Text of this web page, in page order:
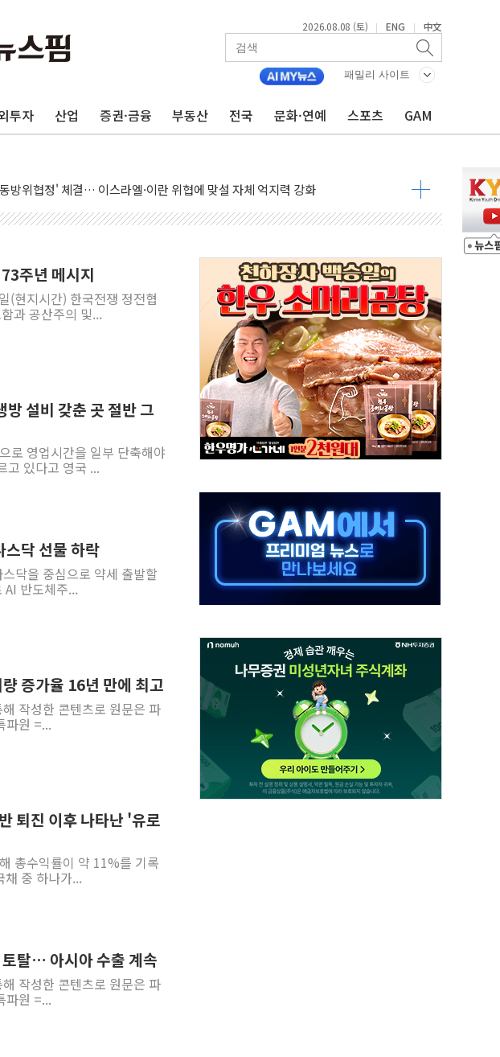
2026.08.08 (토) | ENG | 中文
패밀리 사이트
투자 산업 증권·금융 부동산 전국 문화·연예 스포츠 GAM
연준 금리 인상 가능성 낮아지며 상승… STOXX 600 지수는 나흘 연속 최고치
감소에 9월 동결 전망 우세
검토…"이르면 다음 주"
공사 중단 명령…트럼프 제동
뷰...美 고용 쇼크에 반도체주 '활짝'
에 금리 인상 우려 후퇴…나스닥 선물 1%대 상승
틀라시안·클라우드플레어·태양광주↑ VS 트레이드데스크·웬디스↓
미군 실종자 7359명 끝까지 찾겠다"
보 내정설...포항시 '시끌'
100년 밑거름…수도권 집중 완화 전환점"
산 2차 회의' 주재… "전폭적 공급 확대·속도전 총력"
남
독…곧 사망해도 놀랍지 않아"
주년 메시지
(현지시간) 한국전쟁 정전협
과 공산주의 및...
설비 갖춘 곳 절반 그
로 영업시간을 일부 단축해야
고 있다고 영국 ...
닥 선물 하락
닥을 중심으로 약세 출발할
AI 반도체주...
증가율 16년 만에 최고
작성한 콘텐츠로 원문은 파
파원 =...
퇴진 이후 나타난 '유로
총수익률이 약 11%를 기록
채 중 하나가...
탈… 아시아 수출 계속
작성한 콘텐츠로 원문은 파
파원 =...